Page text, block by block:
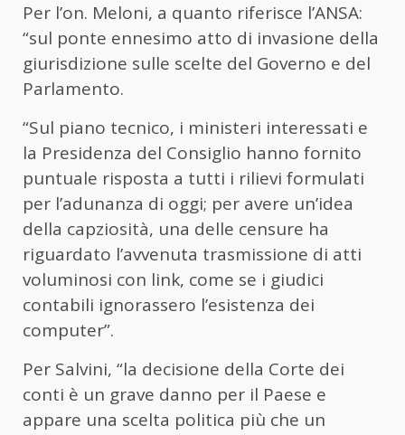
Per l’on. Meloni, a quanto riferisce l’ANSA:
“sul ponte ennesimo atto di invasione della
giurisdizione sulle scelte del Governo e del
Parlamento.
“Sul piano tecnico, i ministeri interessati e
la Presidenza del Consiglio hanno fornito
puntuale risposta a tutti i rilievi formulati
per l’adunanza di oggi; per avere un’idea
della capziosità, una delle censure ha
riguardato l’avvenuta trasmissione di atti
voluminosi con link, come se i giudici
contabili ignorassero l’esistenza dei
computer”.
Per Salvini, “la decisione della Corte dei
conti è un grave danno per il Paese e
appare una scelta politica più che un